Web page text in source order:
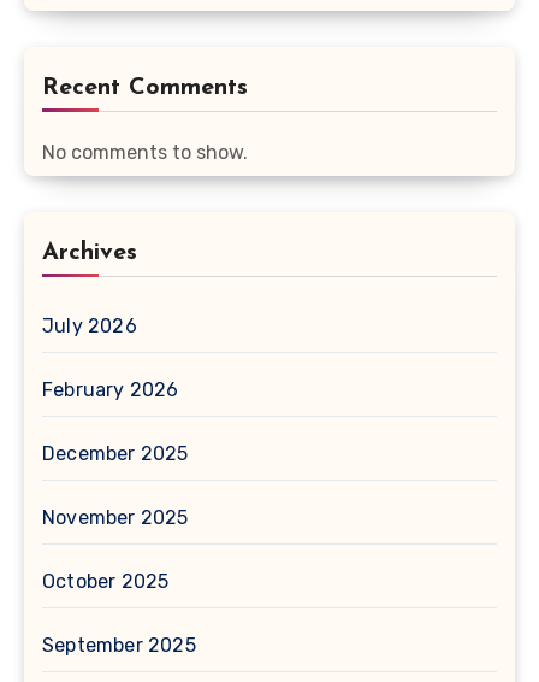
Recent Comments
No comments to show.
Archives
July 2026
February 2026
December 2025
November 2025
October 2025
September 2025